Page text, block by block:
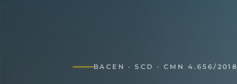
BACEN · SCD · CMN 4.656/2018